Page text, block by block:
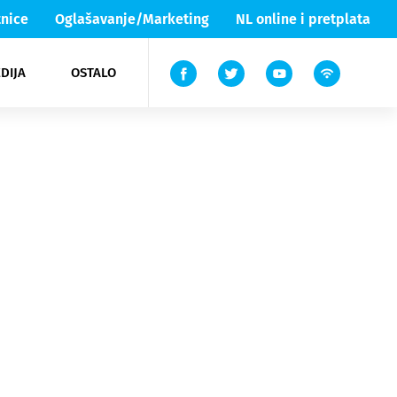
Oglašavanje/Marketing NL online i pretplata
OSTALO
Lika & Senj
TV